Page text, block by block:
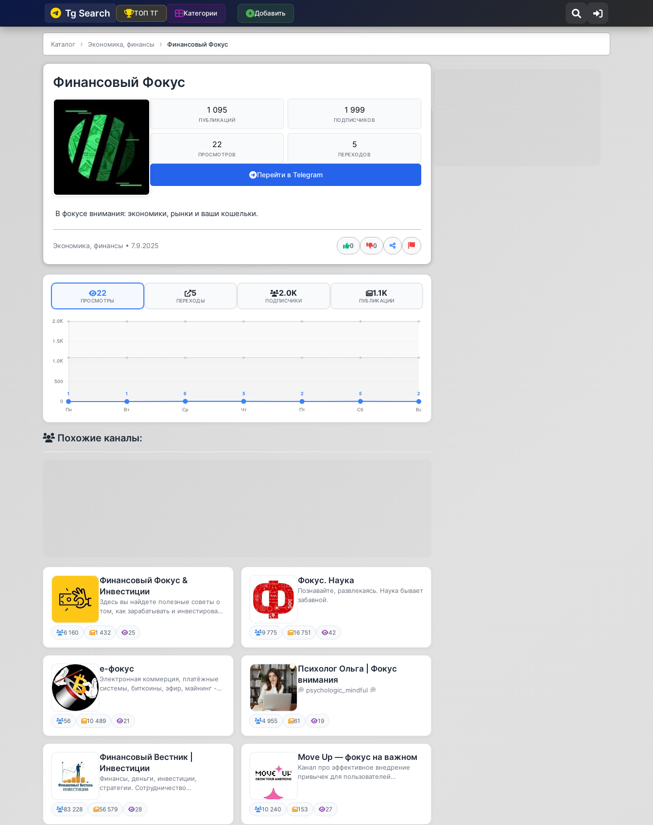
Tg Searсh ТОП ТГ Категории Добавить
Каталог Экономика, финансы Финансовый Фокус
Финансовый Фокус
1 095
ПУБЛИКАЦИЙ
1 999
ПОДПИСЧИКОВ
22
ПРОСМОТРОВ
5
ПЕРЕХОДОВ
Перейти в Telegram
В фокусе внимания: экономики, рынки и ваши кошельки.
Экономика, финансы • 7.9.2025 0 0
22
ПРОСМОТРЫ
5
ПЕРЕХОДЫ
2.0K
ПОДПИСЧИКИ
1.1K
ПУБЛИКАЦИИ
Похожие каналы:
Финансовый Фокус &
Инвестиции
Здесь вы найдете полезные советы о
том, как зарабатывать и инвестировать
6 160 1 432 25
Фокус. Наука
Познавайте, развлекаясь. Наука бывает
забавной.
9 775 16 751 42
e-фокус
Электронная коммерция, платёжные
системы, биткоины, эфир, майнинг -
56 10 489 21
Психолог Ольга | Фокус
внимания
💭 psychologic_mindful 💭
4 955 61 19
Финансовый Вестник |
Инвестиции
Финансы, деньги, инвестиции,
стратегии. Сотрудничество
83 228 56 579 28
Move Up — фокус на важном
Канал про эффективное внедрение
привычек для пользователей
10 240 153 27